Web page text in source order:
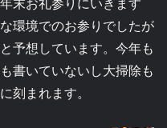
環境でのお参りでしたが
予想しています。今年も
書いていないし大掃除も
刻まれます。